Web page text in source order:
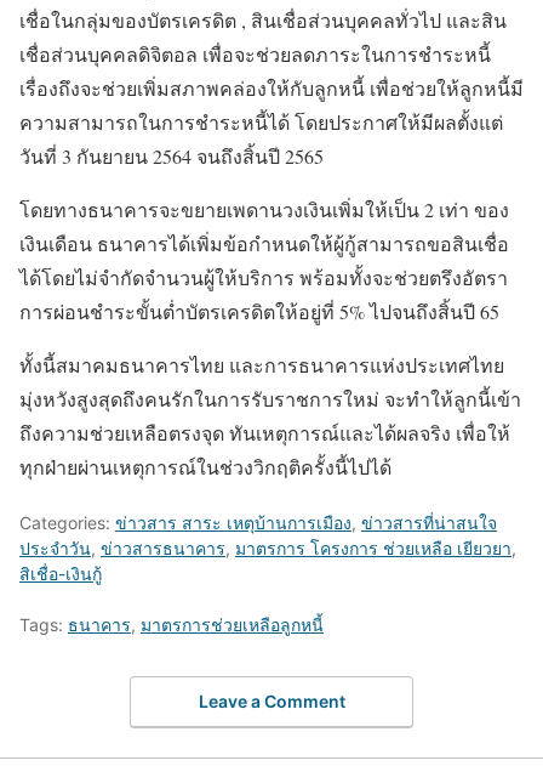
เชื่อในกลุ่มของบัตรเครดิต , สินเชื่อส่วนบุคคลทั่วไป และสิน
เชื่อส่วนบุคคลดิจิตอล เพื่อจะช่วยลดภาระในการชำระหนี้
เรื่องถึงจะช่วยเพิ่มสภาพคล่องให้กับลูกหนี้ เพื่อช่วยให้ลูกหนี้มี
ความสามารถในการชำระหนี้ได้ โดยประกาศให้มีผลตั้งแต่
วันที่ 3 กันยายน 2564 จนถึงสิ้นปี 2565
โดยทางธนาคารจะขยายเพดานวงเงินเพิ่มให้เป็น 2 เท่า ของ
เงินเดือน ธนาคารได้เพิ่มข้อกำหนดให้ผู้กู้สามารถขอสินเชื่อ
ได้โดยไม่จำกัดจำนวนผู้ให้บริการ พร้อมทั้งจะช่วยตรึงอัตรา
การผ่อนชำระขั้นต่ำบัตรเครดิตให้อยู่ที่ 5% ไปจนถึงสิ้นปี 65
ทั้งนี้สมาคมธนาคารไทย และการธนาคารแห่งประเทศไทย
มุ่งหวังสูงสุดถึงคนรักในการรับราชการใหม่ จะทำให้ลูกนี้เข้า
ถึงความช่วยเหลือตรงจุด ทันเหตุการณ์และได้ผลจริง เพื่อให้
ทุกฝ่ายผ่านเหตุการณ์ในช่วงวิกฤติครั้งนี้ไปได้
Categories: ข่าวสาร สาระ เหตุบ้านการเมือง, ข่าวสารที่น่าสนใจ
ประจำวัน, ข่าวสารธนาคาร, มาตรการ โครงการ ช่วยเหลือ เยียวยา,
สิเชื่อ-เงินกู้
Tags: ธนาคาร, มาตรการช่วยเหลือลูกหนี้
Leave a Comment